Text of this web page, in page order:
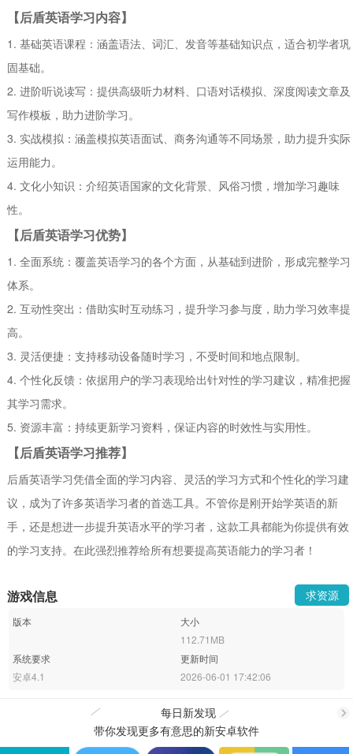
【后盾英语学习内容】
1. 基础英语课程：涵盖语法、词汇、发音等基础知识点，适合初学者巩
固基础。
2. 进阶听说读写：提供高级听力材料、口语对话模拟、深度阅读文章及
写作模板，助力进阶学习。
3. 实战模拟：涵盖模拟英语面试、商务沟通等不同场景，助力提升实际
运用能力。
4. 文化小知识：介绍英语国家的文化背景、风俗习惯，增加学习趣味
性。
【后盾英语学习优势】
1. 全面系统：覆盖英语学习的各个方面，从基础到进阶，形成完整学习
体系。
2. 互动性突出：借助实时互动练习，提升学习参与度，助力学习效率提
高。
3. 灵活便捷：支持移动设备随时学习，不受时间和地点限制。
4. 个性化反馈：依据用户的学习表现给出针对性的学习建议，精准把握
其学习需求。
5. 资源丰富：持续更新学习资料，保证内容的时效性与实用性。
【后盾英语学习推荐】
后盾英语学习凭借全面的学习内容、灵活的学习方式和个性化的学习建
议，成为了许多英语学习者的首选工具。不管你是刚开始学英语的新
手，还是想进一步提升英语水平的学习者，这款工具都能为你提供有效
的学习支持。在此强烈推荐给所有想要提高英语能力的学习者！
游戏信息 求资源
版本
大小
112.71MB
系统要求
安卓4.1
更新时间
2026-06-01 17:42:06
每日新发现
带你发现更多有意思的新安卓软件